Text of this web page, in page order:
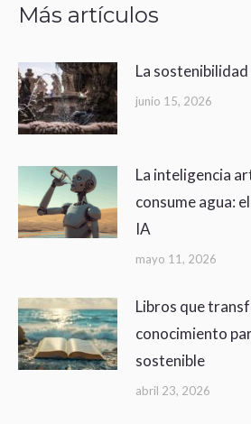
Más artículos
La
junio 15, 2026
La inteligencia
consume agua:
IA
mayo 11, 2026
Libros que
conocimiento
sostenible
abril 23, 2026